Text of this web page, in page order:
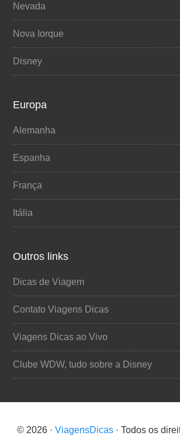
Nevada
Nova Iorque
Disney
Europa
Alemanha
Espanha
França
Itália
Outros links
Dicas de Viagem
Contato Viagens Dicas
Viagens Dicas ao Vivo
Clube WDW, tudo sobre a Disney
© 2026 · ViagensDicas · Todos os